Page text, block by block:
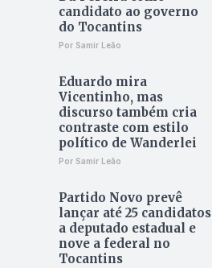
candidato ao governo
do Tocantins
Por Samir Leão
Eduardo mira
Vicentinho, mas
discurso também cria
contraste com estilo
político de Wanderlei
Por Samir Leão
Partido Novo prevê
lançar até 25 candidatos
a deputado estadual e
nove a federal no
Tocantins